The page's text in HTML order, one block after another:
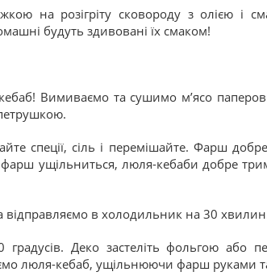
на розігріту сковороду з олією
будуть здивовані їх смаком!
Вимиваємо та сушимо м’ясо
спеції, сіль і перемішайте. Фарш
фарш ущільниться, люля-кебаби добре
відправляємо в холодильник на 30
градусів. Деко застеліть фольгою
люля-кебаб, ущільнюючи фарш руками